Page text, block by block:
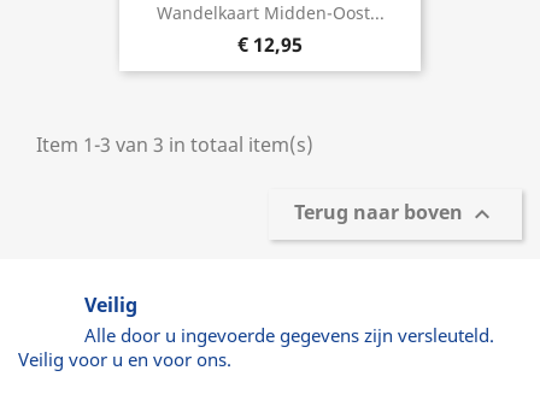
Wandelkaart Midden-Oost...
€ 12,95
Item 1-3 van 3 in totaal item(s)
Terug naar boven 
Veilig
Alle door u ingevoerde gegevens zijn versleuteld.
Veilig voor u en voor ons.